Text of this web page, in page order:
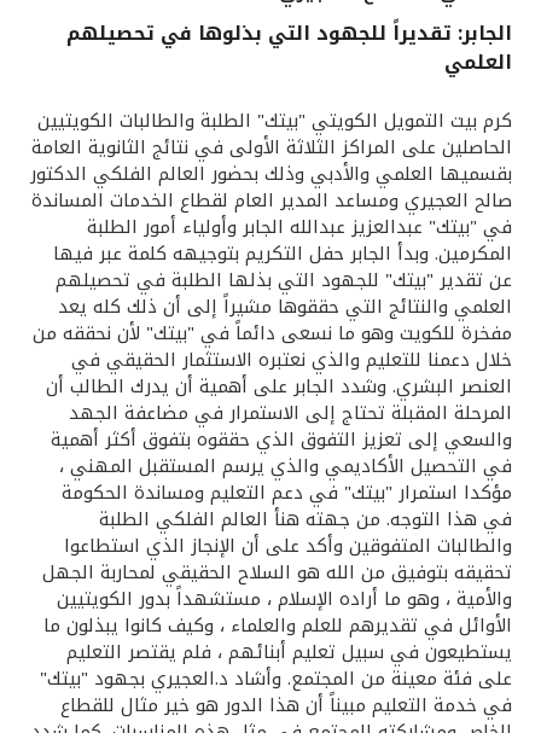
القنوات المصرفية
أدوات وخدمات
خدمات ما بعد البيع
اتصل بنا
مواقع الفروع وأجهزة الصرف الآلي
ألمانيا
ماليزيا
تركيا
مصر
المملكة المتحدة
الجابر: تقديراً للجهود التي بذلوها في تحصيلهم
العلمي
كرم بيت التمويل الكويتي "بيتك" الطلبة والطالبات الكويتيين
الحاصلين على المراكز الثلاثة الأولى في نتائج الثانوية العامة
بقسميها العلمي والأدبي وذلك بحضور العالم الفلكي الدكتور
صالح العجيري ومساعد المدير العام لقطاع الخدمات المساندة
في "بيتك" عبدالعزيز عبدالله الجابر وأولياء أمور الطلبة
المكرمين. وبدأ الجابر حفل التكريم بتوجيهه كلمة عبر فيها
عن تقدير "بيتك" للجهود التي بذلها الطلبة في تحصيلهم
العلمي والنتائج التي حققوها مشيراً إلى أن ذلك كله يعد
مفخرة للكويت وهو ما نسعى دائماً في "بيتك" لأن نحققه من
خلال دعمنا للتعليم والذي نعتبره الاستثمار الحقيقي في
العنصر البشري. وشدد الجابر على أهمية أن يدرك الطالب أن
المرحلة المقبلة تحتاج إلى الاستمرار في مضاعفة الجهد
والسعي إلى تعزيز التفوق الذي حققوه بتفوق أكثر أهمية
في التحصيل الأكاديمي والذي يرسم المستقبل المهني ،
مؤكدا استمرار "بيتك" في دعم التعليم ومساندة الحكومة
في هذا التوجه. من جهته هنأ العالم الفلكي الطلبة
والطالبات المتفوقين وأكد على أن الإنجاز الذي استطاعوا
تحقيقه بتوفيق من الله هو السلاح الحقيقي لمحاربة الجهل
والأمية ، وهو ما أراده الإسلام ، مستشهداً بدور الكويتيين
الأوائل في تقديرهم للعلم والعلماء ، وكيف كانوا يبذلون ما
يستطيعون في سبيل تعليم أبنائهم ، فلم يقتصر التعليم
على فئة معينة من المجتمع. وأشاد د.العجيري بجهود "بيتك"
في خدمة التعليم مبيناً أن هذا الدور هو خير مثال للقطاع